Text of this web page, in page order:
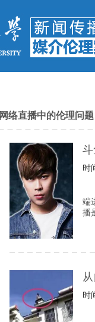
网络直播中的伦理问题
时
端
播
时